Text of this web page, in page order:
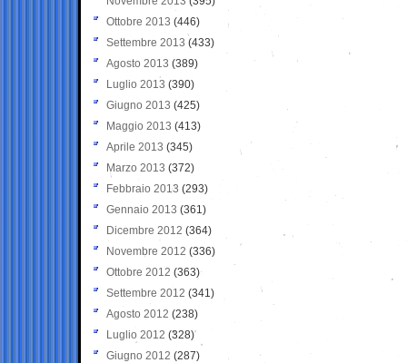
Ottobre 2013 (446)
Settembre 2013 (433)
Agosto 2013 (389)
Luglio 2013 (390)
Giugno 2013 (425)
Maggio 2013 (413)
Aprile 2013 (345)
Marzo 2013 (372)
Febbraio 2013 (293)
Gennaio 2013 (361)
Dicembre 2012 (364)
Novembre 2012 (336)
Ottobre 2012 (363)
Settembre 2012 (341)
Agosto 2012 (238)
Luglio 2012 (328)
Giugno 2012 (287)